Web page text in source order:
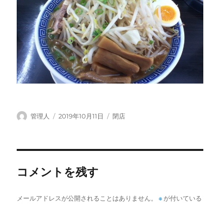
投
管理人
投
2019年10月11日
カ
閉店
コメントを残す
メールアドレスが公開されることはありません。 ※ が付いている